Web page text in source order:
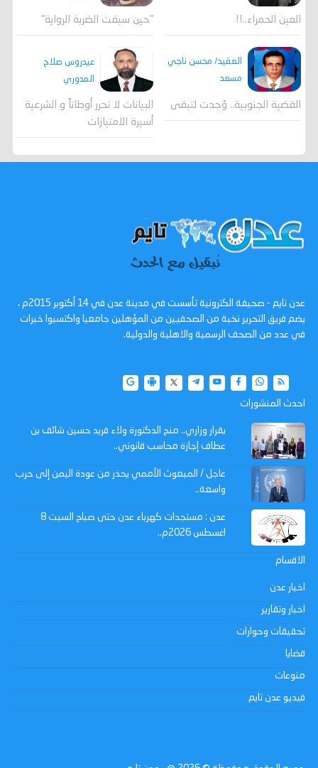
العين الحمراء..!! "حين سبقت الضربة الرواية"
العقيد/ محسن ناجي
مسعد
القضية الجنوبية.. وُجدت لتبقى
عيدروس صلاح
المدوري
البيانات لا تحرر أوطاناً و الشرعية
أسيرة الامتيازات
عدن تايم - صحيفة الكترونية تأسست في مدينة عدن في 14 أكتوبر 2015م ،
يضم فريق التحرير نخبة من الصحفيين من المؤهلين جامعيا واكتسبوا خبرات
في عدد من الصحف الرسمية والاهلية والدولية.
احدث المنشورات
بقرار وزاري.. منح الدكتورة ولاء فريد حسين شائف بن
عطاف إجازة محاسب قانوني..
عاجل / المبعوث الأممي يحذر من عودة اليمن إلى حرب
واسعة..
عدن : مستجدات كهرباء عدن حتى صباح السبت 8
اغسطس 2026م..
الاقسام
اخبار عدن
اخبار وتقارير
تحقيقات وحوارات
قضايا
منوعات
فيديو عدن تايم